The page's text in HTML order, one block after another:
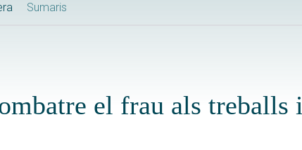
Sumaris
el frau als treballs i